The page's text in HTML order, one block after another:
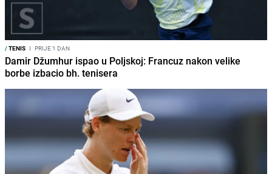
/TENIS I PRIJE 1 DAN
Damir Džumhur ispao u Poljskoj: Francuz nakon velike
borbe izbacio bh. tenisera